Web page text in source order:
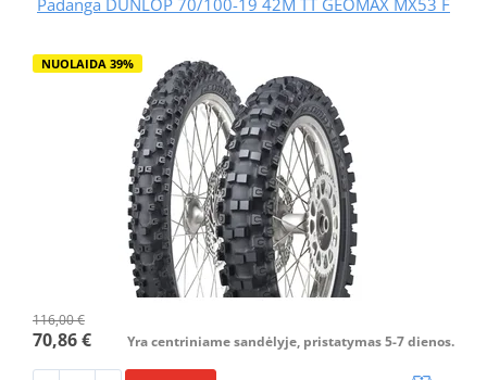
Padanga DUNLOP 70/100-19 42M TT GEOMAX MX53 F
NUOLAIDA 39%
116,00 €
70,86 € Yra centriniame sandėlyje, pristatymas 5-7 dienos.